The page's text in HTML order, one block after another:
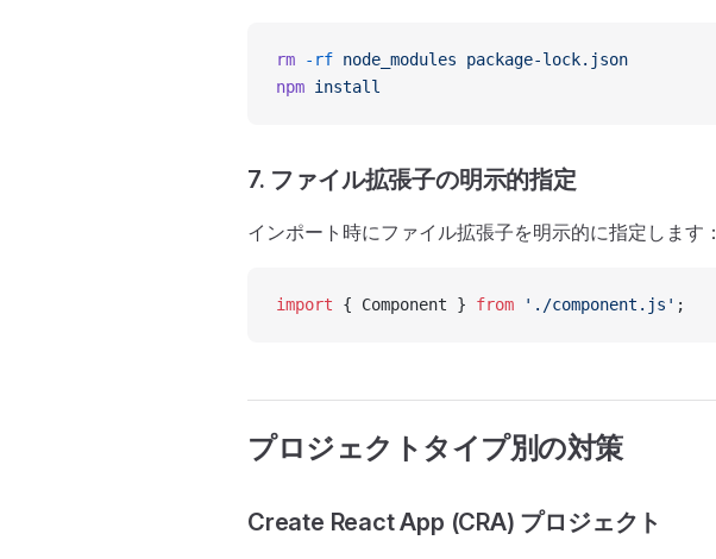
rm -rf node_modules package-lock.json
npm install
7. ファイル拡張子の明示的指定
インポート時にファイル拡張子を明示的に指定します：
import { Component } from './component.js' ;
プロジェクトタイプ別の対策
Create React App (CRA) プロジェクト